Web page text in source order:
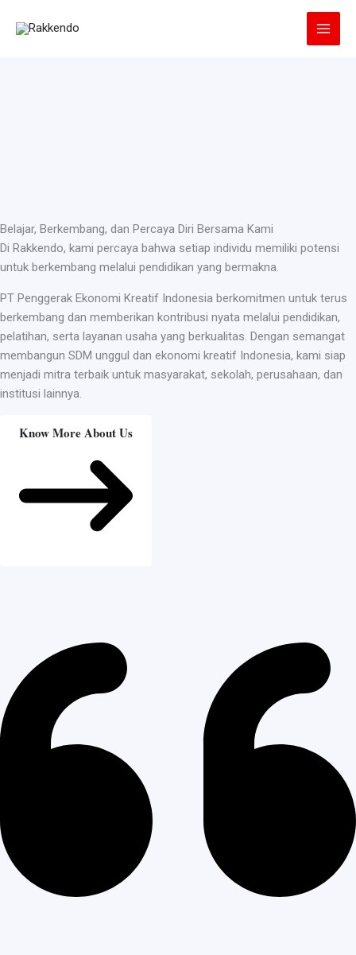
Belajar, Berkembang, dan Percaya Diri Bersama Kami
Di Rakkendo, kami percaya bahwa setiap individu memiliki potensi
untuk berkembang melalui pendidikan yang bermakna.
PT Penggerak Ekonomi Kreatif Indonesia berkomitmen untuk terus
berkembang dan memberikan kontribusi nyata melalui pendidikan,
pelatihan, serta layanan usaha yang berkualitas. Dengan semangat
membangun SDM unggul dan ekonomi kreatif Indonesia, kami siap
menjadi mitra terbaik untuk masyarakat, sekolah, perusahaan, dan
institusi lainnya.
Know More About Us